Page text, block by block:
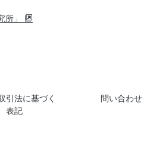
所」
引法に基づく
表記
問い合わせ